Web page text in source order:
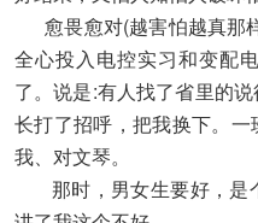
愈畏愈对(越害怕越真那
全心投入电控实习和变配
了。说是:有人找了省里的
长打了招呼，把我换下。
我、对文琴。
那时，男女生要好，是